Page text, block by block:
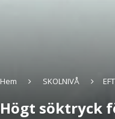
Hem SKOLNIVÅ
Högt söktryck